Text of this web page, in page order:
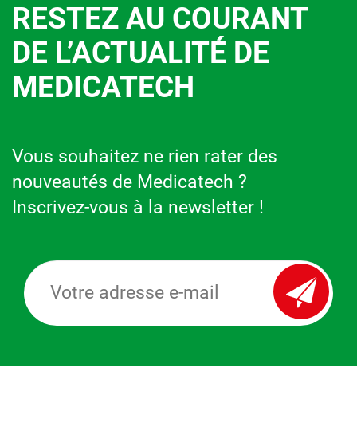
RESTEZ AU COURANT
DE L’ACTUALITÉ DE
MEDICATECH
Vous souhaitez ne rien rater des
nouveautés de Medicatech ?
Inscrivez-vous à la newsletter !